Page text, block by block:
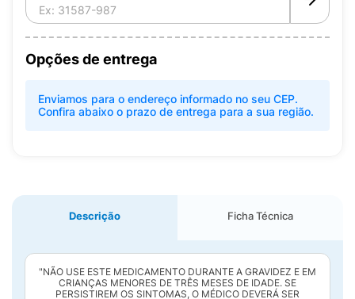
Opções de entrega
Enviamos para o endereço informado no seu CEP.
Confira abaixo o prazo de entrega para a sua região.
Descrição Ficha Técnica
"NÃO USE ESTE MEDICAMENTO DURANTE A GRAVIDEZ E EM
CRIANÇAS MENORES DE TRÊS MESES DE IDADE. SE
PERSISTIREM OS SINTOMAS, O MÉDICO DEVERÁ SER